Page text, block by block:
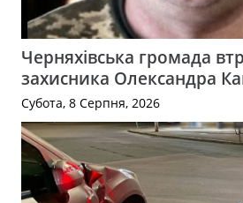
Черняхівська громада
захисника Олександра
Субота, 8 Серпня, 2026